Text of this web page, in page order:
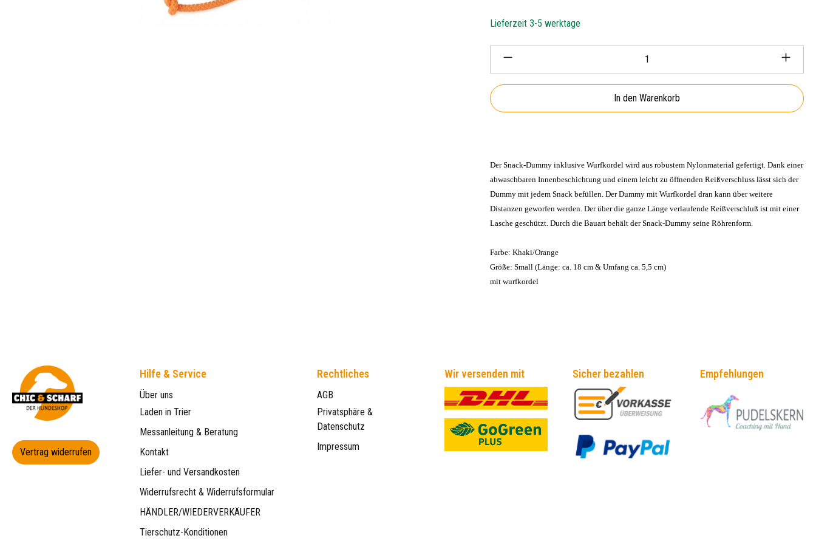
Lieferzeit 3-5 werktage
Produkt Anzahl: Gib den gewünschten Wert ein oder
In den Warenkorb
Der Snack-Dummy inklusive Wurfkordel wird aus robustem Nylonmaterial gefertigt. Dank einer
abwaschbaren Innenbeschichtung und einem leicht zu öffnenden Reißverschluss lässt sich der
Dummy mit jedem Snack befüllen. Der Dummy mit Wurfkordel dran kann über weitere
Distanzen geworfen werden. Der über die ganze Länge verlaufende Reißverschluß ist mit einer
Lasche geschützt. Durch die Bauart behält der Snack-Dummy seine Röhrenform.
Farbe: Khaki/Orange
Größe: Small (Länge: ca. 18 cm & Umfang ca. 5,5 cm)
mit wurfkordel
Vertrag widerrufen
Hilfe & Service
Über uns
Laden in Trier
Messanleitung & Beratung
Kontakt
Liefer- und Versandkosten
Widerrufsrecht & Widerrufsformular
HÄNDLER/WIEDERVERKÄUFER
Tierschutz-Konditionen
Rechtliches
AGB
Privatsphäre &
Datenschutz
Impressum
Wir versenden mit Sicher bezahlen Empfehlungen